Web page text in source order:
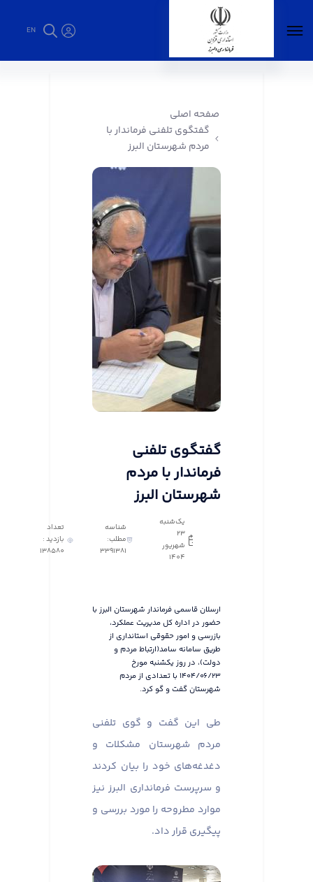
EN
صفحه اصلی
گفتگوی تلفنی فرماندار با
مردم شهرستان البرز
گفتگوی تلفنی
فرماندار با مردم
شهرستان البرز
یک‌شنبه
23
شهریور
1404
شناسه
مطلب:
3391381
تعداد
بازدید :
138580
ارسلان قاسمی فرماندار شهرستان البرز با
حضور در اداره کل مدیریت عملکرد،
بازرسی و امور حقوقی استانداری از
طریق سامانه سامد(ارتباط مردم و
دولت)، در روز یکشنبه مورخ
۱۴۰۴/۰۶/۲۳ با تعدادی از مردم
شهرستان گفت و گو کرد.
طی این گفت و گوی تلفنی
مردم شهرستان مشکلات و
دغدغه‌های خود را بیان کردند
و سرپرست فرمانداری البرز نیز
موارد مطروحه را مورد بررسی و
پیگیری قرار داد.